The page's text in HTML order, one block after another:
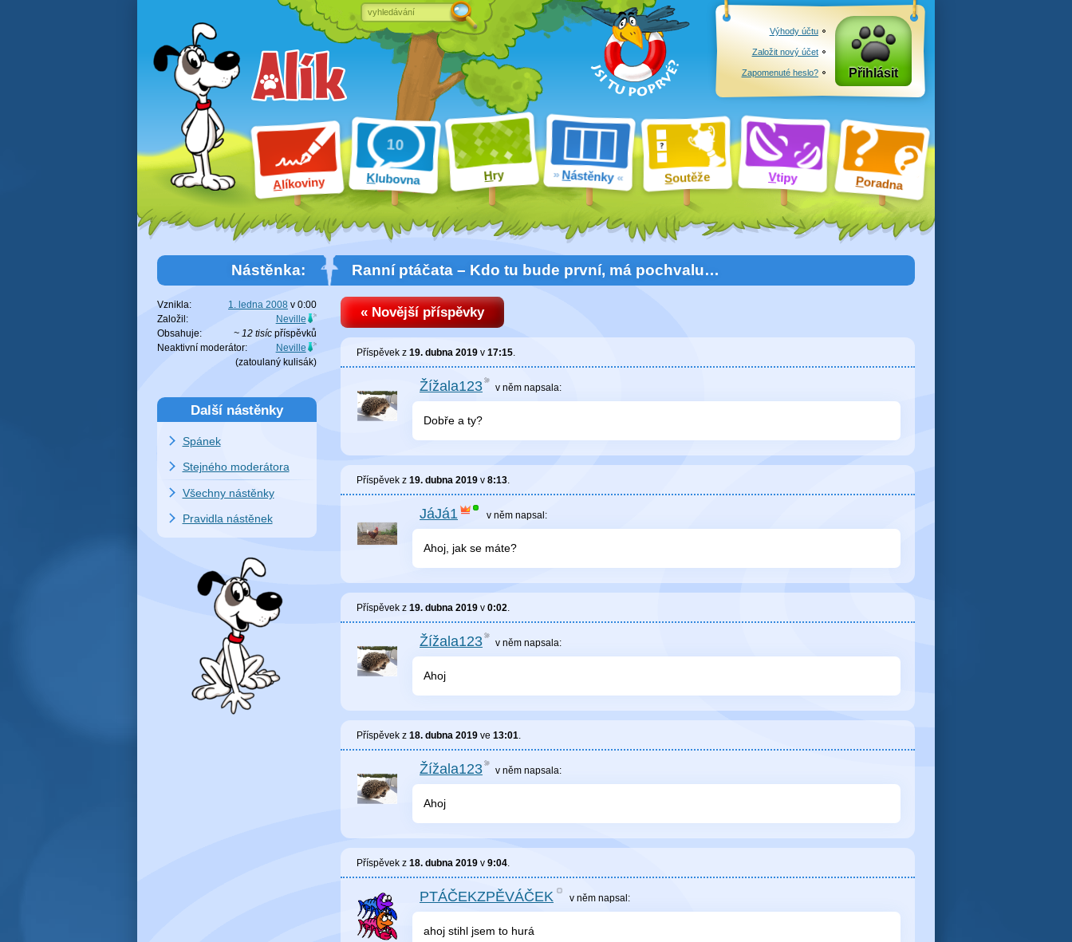
Alíkoviny Klubovna Hry Nástěnky Soutěže Vtipy Poradna
Výhody účtu
Založit nový účet
Zapomenuté heslo? Přihlásit
Ranní ptáčata – Kdo tu bude první, má pochvalu…
« Novější příspěvky
Příspěvek z 19. dubna 2019 v 17:15.
Žížala123 v něm napsala:
Dobře a ty?
Příspěvek z 19. dubna 2019 v 8:13.
JáJá1 v něm napsal:
Ahoj, jak se máte?
Příspěvek z 19. dubna 2019 v 0:02.
Žížala123 v něm napsala:
Ahoj
Příspěvek z 18. dubna 2019 ve 13:01.
Žížala123 v něm napsala:
Ahoj
Příspěvek z 18. dubna 2019 v 9:04.
PTÁČEKZPĚVÁČEK v němnapsal:
ahoj stihl jsem to hurá
Nástěnka:
Vznikla: 1. ledna 2008 v 0:00
Založil:
Neville
Obsahuje:
~ 12 tisíc příspěvků
Neaktivní moderátor:
Neville
(zatoulaný kulisák)
Další nástěnky
Spánek
Stejného moderátora
Všechny nástěnky
Pravidla nástěnek